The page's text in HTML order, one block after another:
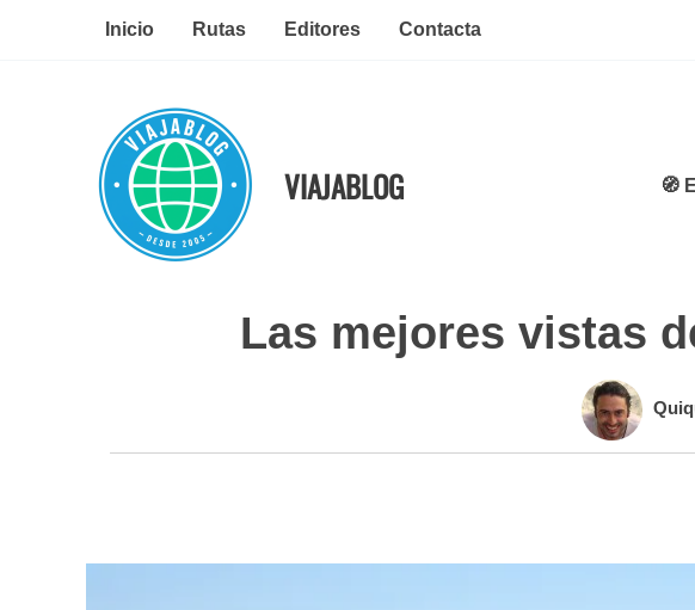
Inicio Rutas Editores Contacta
VIAJABLOG 🧭
Las mejores vistas